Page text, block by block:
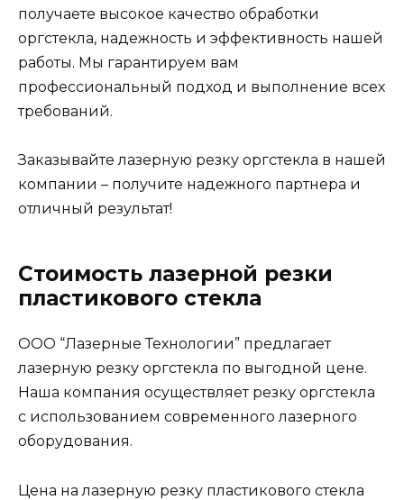
получаете высокое качество обработки
оргстекла, надежность и эффективность нашей
работы. Мы гарантируем вам
профессиональный подход и выполнение всех
требований.
Заказывайте лазерную резку оргстекла в нашей
компании – получите надежного партнера и
отличный результат!
Стоимость лазерной резки
пластикового стекла
ООО “Лазерные Технологии” предлагает
лазерную резку оргстекла по выгодной цене.
Наша компания осуществляет резку оргстекла
с использованием современного лазерного
оборудования.
Цена на лазерную резку пластикового стекла